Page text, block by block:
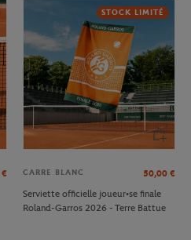
€
STOCK LIMITÉ
CARRE BLANC 50,00 €
Serviette officielle joueur•se finale
Roland-Garros 2026 - Terre Battue